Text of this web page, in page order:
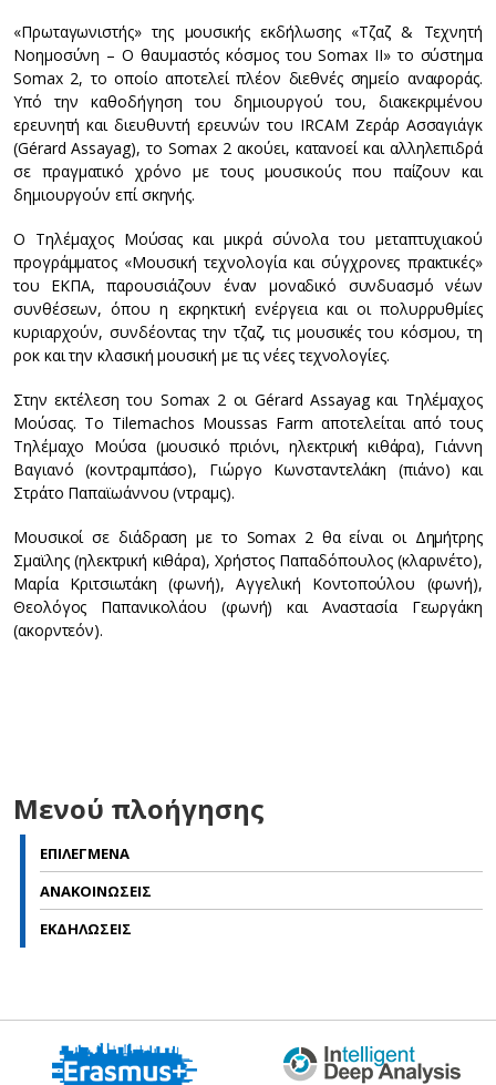
«Πρωταγωνιστής» της μουσικής εκδήλωσης «Τζαζ & Τεχνητή
Νοημοσύνη – Ο θαυμαστός κόσμος του Somax II» το σύστημα
Somax 2, το οποίο αποτελεί πλέον διεθνές σημείο αναφοράς.
Υπό την καθοδήγηση του δημιουργού του, διακεκριμένου
ερευνητή και διευθυντή ερευνών του IRCAM Ζεράρ Ασσαγιάγκ
(Gérard Assayag), το Somax 2 ακούει, κατανοεί και αλληλεπιδρά
σε πραγματικό χρόνο με τους μουσικούς που παίζουν και
δημιουργούν επί σκηνής.
Ο Τηλέμαχος Μούσας και μικρά σύνολα του μεταπτυχιακού
προγράμματος «Μουσική τεχνολογία και σύγχρονες πρακτικές»
του ΕΚΠΑ, παρουσιάζουν έναν μοναδικό συνδυασμό νέων
συνθέσεων, όπου η εκρηκτική ενέργεια και οι πολυρρυθμίες
κυριαρχούν, συνδέοντας την τζαζ, τις μουσικές του κόσμου, τη
ροκ και την κλασική μουσική με τις νέες τεχνολογίες.
Στην εκτέλεση του Somax 2 οι Gérard Assayag και Τηλέμαχος
Μούσας. Το Tilemachos Moussas Farm αποτελείται από τους
Τηλέμαχο Μούσα (μουσικό πριόνι, ηλεκτρική κιθάρα), Γιάννη
Βαγιανό (κοντραμπάσο), Γιώργο Κωνσταντελάκη (πιάνο) και
Στράτο Παπαϊωάννου (ντραμς).
Μουσικοί σε διάδραση με το Somax 2 θα είναι οι Δημήτρης
Σμαϊλης (ηλεκτρική κιθάρα), Χρήστος Παπαδόπουλος (κλαρινέτο),
Μαρία Κριτσιωτάκη (φωνή), Aγγελική Κοντοπούλου (φωνή),
Θεολόγος Παπανικολάου (φωνή) και Αναστασία Γεωργάκη
(ακορντεόν).
Μενού πλοήγησης
ΕΠΙΛΕΓΜΕΝΑ
ΑΝΑΚΟΙΝΩΣΕΙΣ
ΕΚΔΗΛΩΣΕΙΣ